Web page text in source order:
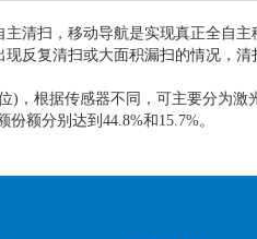
清扫，移动导航是实现真正全自
反复清扫或大面积漏扫的情况，
，根据传感器不同，可主要分为
额分别达到44.8%和15.7%。